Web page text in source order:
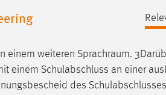
einem weiteren Sprachraum.
einem Schulabschluss an einer
des